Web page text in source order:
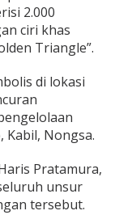
2.000
ciri khas
Triangle”.
di lokasi
Kabil, Nongsa.
Pratamura,
unsur
tersebut.